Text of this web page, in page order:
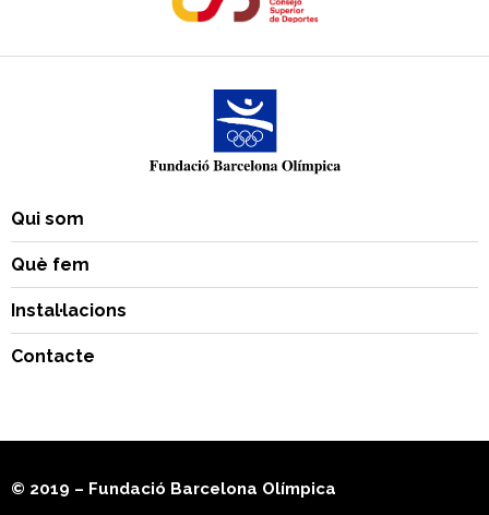
Qui som
Què fem
Instal·lacions
Contacte
© 2019 – Fundació Barcelona Olímpica